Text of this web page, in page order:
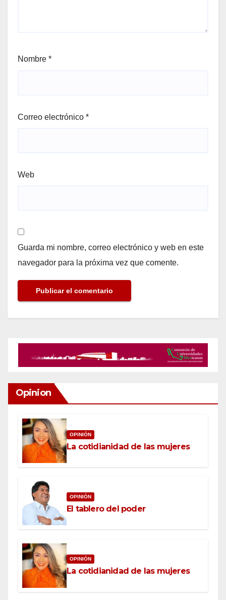
Nombre *
Correo electrónico *
Web
Guarda mi nombre, correo electrónico y web en este
navegador para la próxima vez que comente.
Opinion
OPINIÓN
La cotidianidad de las mujeres
OPINIÓN
El tablero del poder
OPINIÓN
La cotidianidad de las mujeres